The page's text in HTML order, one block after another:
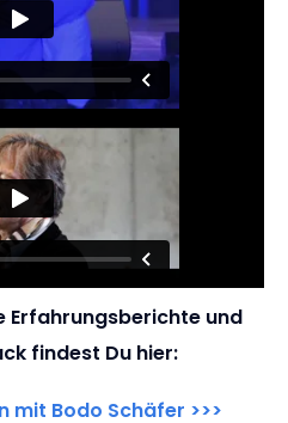
Erfahrungsberichte und
findest Du hier:
mit Bodo Schäfer >>>